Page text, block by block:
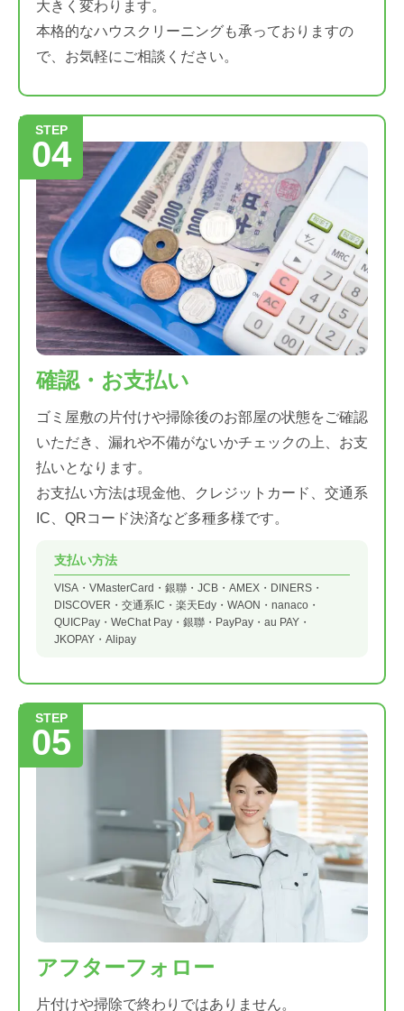
大きく変わります。
本格的なハウスクリーニングも承っておりますの
で、お気軽にご相談ください。
STEP
04
確認・お支払い
ゴミ屋敷の片付けや掃除後のお部屋の状態をご確認
いただき、漏れや不備がないかチェックの上、お支
払いとなります。
お支払い方法は現金他、クレジットカード、交通系
IC、QRコード決済など多種多様です。
支払い方法
VISA・ VMasterCard・ 銀聯・ JCB・ AMEX・ DINERS・
DISCOVER・ 交通系IC・ 楽天Edy・ WAON・ nanaco・
QUICPay・ WeChat Pay・ 銀聯・ PayPay・ au PAY・
JKOPAY・ Alipay
STEP
05
アフターフォロー
片付けや掃除で終わりではありません。